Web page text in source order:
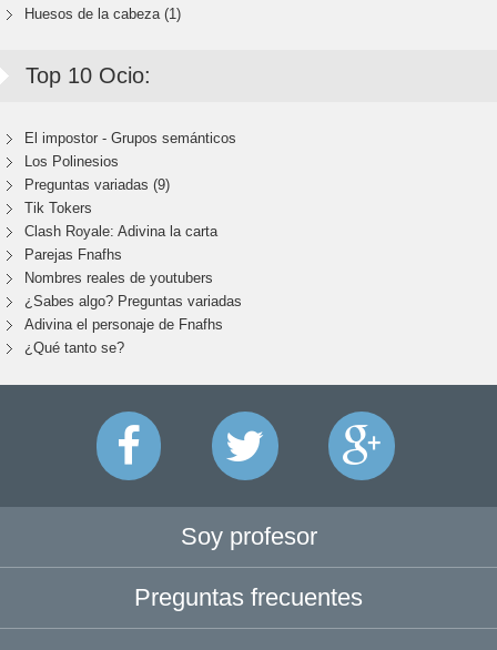
Huesos de la cabeza (1)
Top 10 Ocio:
El impostor - Grupos semánticos
Los Polinesios
Preguntas variadas (9)
Tik Tokers
Clash Royale: Adivina la carta
Parejas Fnafhs
Nombres reales de youtubers
¿Sabes algo? Preguntas variadas
Adivina el personaje de Fnafhs
¿Qué tanto se?
Soy profesor
Preguntas frecuentes